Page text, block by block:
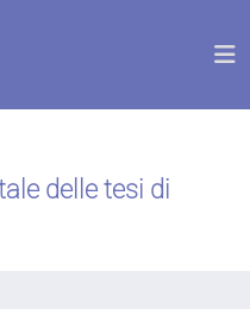
delle tesi di